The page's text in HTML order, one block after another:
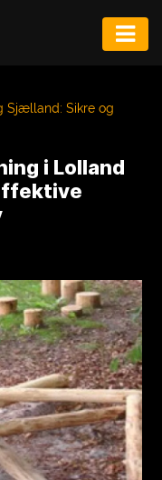
Sjælland: Sikre og
i Lolland